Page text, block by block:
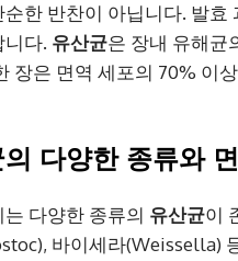
순한 반찬이 아닙니다. 발효
니다. 유산균은 장내 유해균
장은 면역 세포의 70% 이
의 다양한 종류와
는 다양한 종류의 유산균이
바이세라(Weissella)